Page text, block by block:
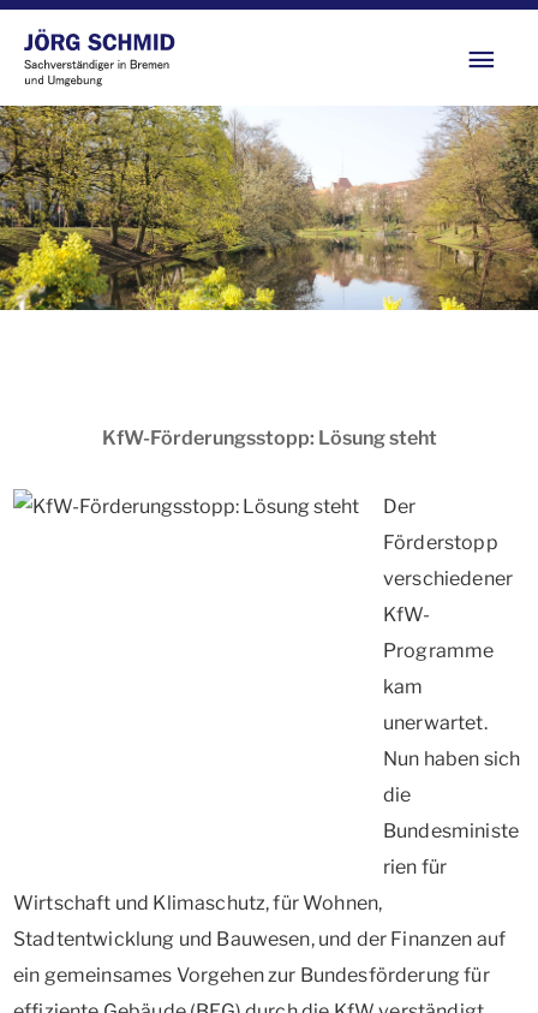
Zum
Inhalt
springen
KfW-Förderungsstopp: Lösung steht
Der
Förderstopp
verschiedener
KfW-
Programme
kam
unerwartet.
Nun haben sich
die
Bundesministe
rien für
Wirtschaft und Klimaschutz, für Wohnen,
Stadtentwicklung und Bauwesen, und der Finanzen auf
ein gemeinsames Vorgehen zur Bundesförderung für